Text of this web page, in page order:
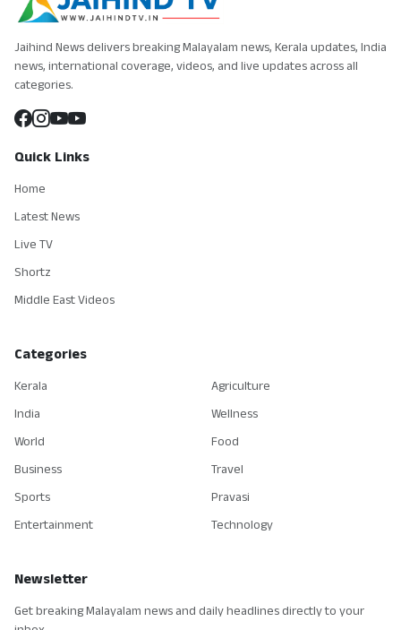
Jaihind News delivers breaking Malayalam news, Kerala updates, India
news, international coverage, videos, and live updates across all
categories.
Quick Links
Home
Latest News
Live TV
Shortz
Middle East Videos
Categories
Kerala
India
World
Business
Sports
Entertainment
Agriculture
Wellness
Food
Travel
Pravasi
Technology
Newsletter
Get breaking Malayalam news and daily headlines directly to your